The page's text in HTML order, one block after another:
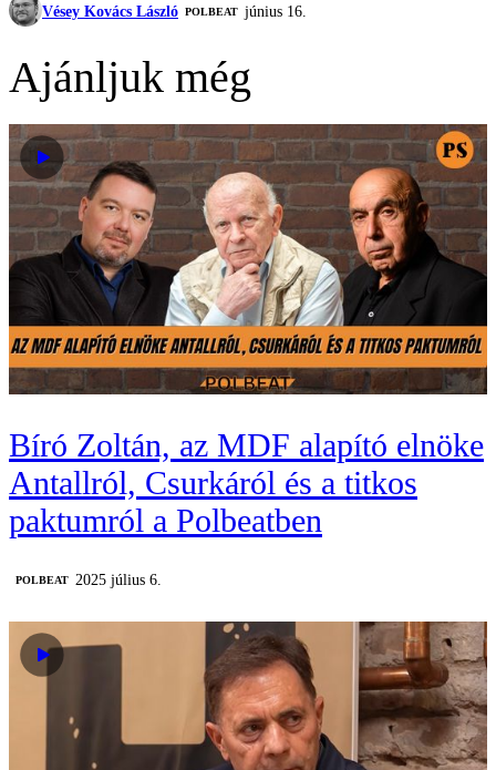
Vésey Kovács László ‎POLBEAT június 16.
Ajánljuk még
Bíró Zoltán, az MDF alapító elnöke
Antallról, Csurkáról és a titkos
paktumról a Polbeatben
‎POLBEAT 2025 július 6.